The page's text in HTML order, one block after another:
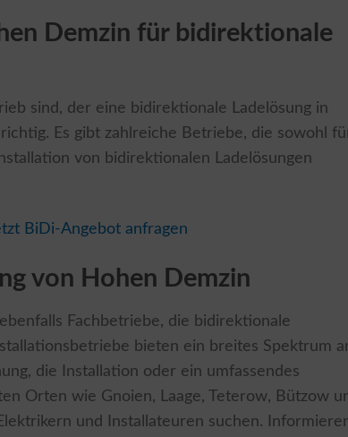
Demzin für bidirektionale
sind, der eine bidirektionale Ladelösung in
Es gibt zahlreiche Betriebe, die sowohl
von bidirektionalen Ladelösungen
BiDi-Angebot anfragen
von Hohen Demzin
Fachbetriebe, die bidirektionale
bieten ein breites Spektrum
die Installation oder ein umfassendes
Orten wie Gnoien, Laage, Teterow, Bützow
und Installateuren suchen.